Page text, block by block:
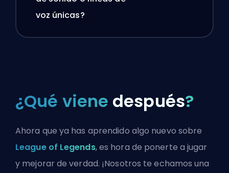
voz únicas?
¿Qué viene después?
Ahora que ya has aprendido algo nuevo sobre
League of Legends, es hora de ponerte a jugar
y mejorar de verdad. ¡Nosotros te echamos una